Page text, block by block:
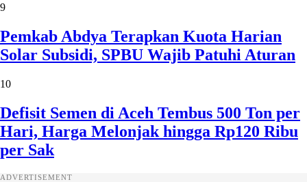
9
Pemkab Abdya Terapkan Kuota Harian
Solar Subsidi, SPBU Wajib Patuhi Aturan
10
Defisit Semen di Aceh Tembus 500 Ton per
Hari, Harga Melonjak hingga Rp120 Ribu
per Sak
ADVERTISEMENT